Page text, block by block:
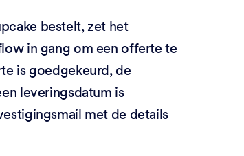
bestelt, zet het
in gang om een offerte te
is goedgekeurd, de
leveringsdatum is
met de details